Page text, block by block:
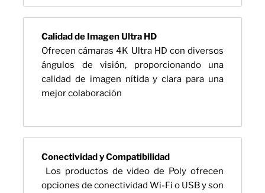
Calidad de Imagen Ultra HD
Ofrecen cámaras 4K Ultra HD con diversos
ángulos de visión, proporcionando una
calidad de imagen nítida y clara para una
mejor colaboración
Conectividad y Compatibilidad
Los productos de video de Poly ofrecen
opciones de conectividad Wi-Fi o USB y son